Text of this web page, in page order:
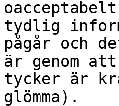
oacceptabelt
tydlig
pågår och
är genom
tycker är
glömma).